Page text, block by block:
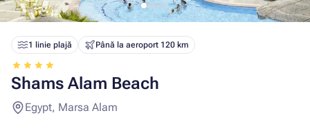
1 linie plajă Până la aeroport 120 km
Shams Alam Beach
Egypt, Marsa Alam